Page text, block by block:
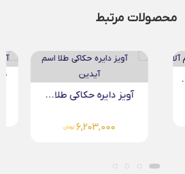
محصولات مرتبط
آویز دایره حکاکی طلا...